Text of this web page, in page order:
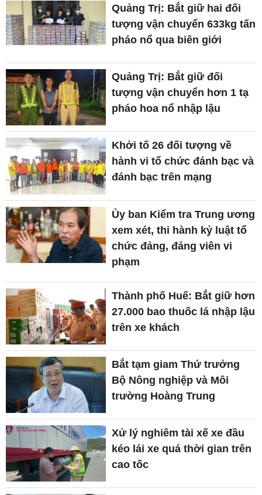
Quảng Trị: Bắt giữ hai đối
tượng vận chuyển 633kg tấn
pháo nổ qua biên giới
Quảng Trị: Bắt giữ đối
tượng vận chuyển hơn 1 tạ
pháo hoa nổ nhập lậu
Khởi tố 26 đối tượng về
hành vi tổ chức đánh bạc và
đánh bạc trên mạng
Ủy ban Kiểm tra Trung ương
xem xét, thi hành kỷ luật tổ
chức đảng, đảng viên vi
phạm
Thành phố Huế: Bắt giữ hơn
27.000 bao thuốc lá nhập lậu
trên xe khách
Bắt tạm giam Thứ trưởng
Bộ Nông nghiệp và Môi
trường Hoàng Trung
Xử lý nghiêm tài xế xe đầu
kéo lái xe quá thời gian trên
cao tốc